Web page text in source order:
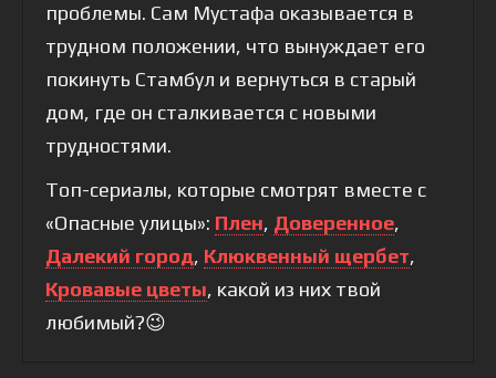
проблемы. Сам Мустафа оказывается в
трудном положении, что вынуждает его
покинуть Стамбул и вернуться в старый
дом, где он сталкивается с новыми
трудностями.
Топ-сериалы, которые смотрят вместе с
«Опасные улицы»: Плен, Доверенное,
Далекий город, Клюквенный щербет,
Кровавые цветы, какой из них твой
любимый?😉